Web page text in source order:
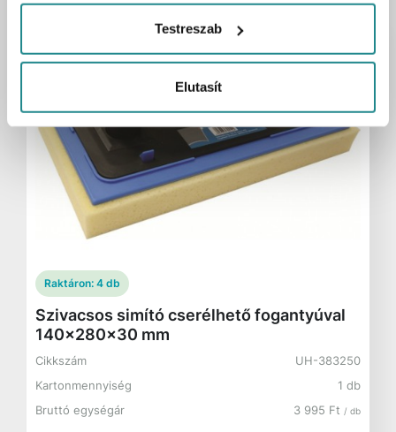
Testreszab
Elutasít
Raktáron: 4 db
Szivacsos simító cserélhető fogantyúval
140x280x30 mm
Cikkszám
UH-383250
Kartonmennyiség
1 db
Bruttó egységár
3 995 Ft / db